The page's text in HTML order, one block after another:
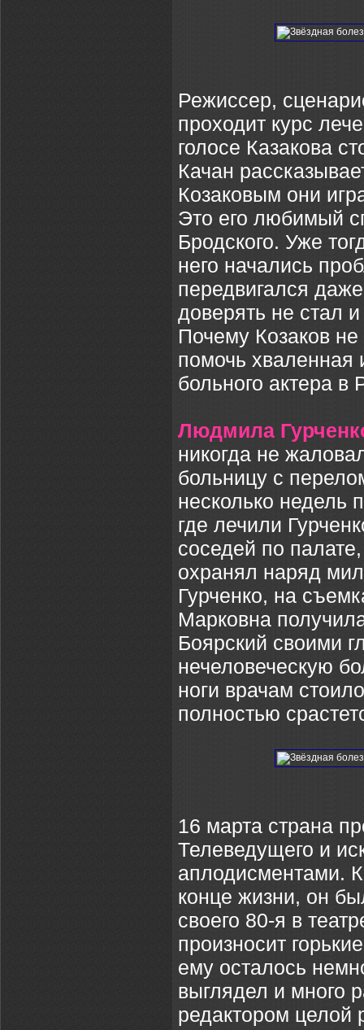
Режиссер,
проходит курс
голосе Казакова
Качан
Козаковым они
Это его любимый
Бродского. Уже
него начались
передвигался
доверять не стал
Почему Козаков
помочь хваленная
больного актера в
Людмила
никогда не
больницу с
несколько недель
где лечили
соседей по
охранял наряд
Гурченко, на
Марковна
Боярский своими
нечеловеческую
ноги врачам
полностью
16 марта страна
Телеведущего и
аплодисментами.
конце жизни, он
своего 80-я в
произносит
ему осталось
выглядел и много
редактором целой